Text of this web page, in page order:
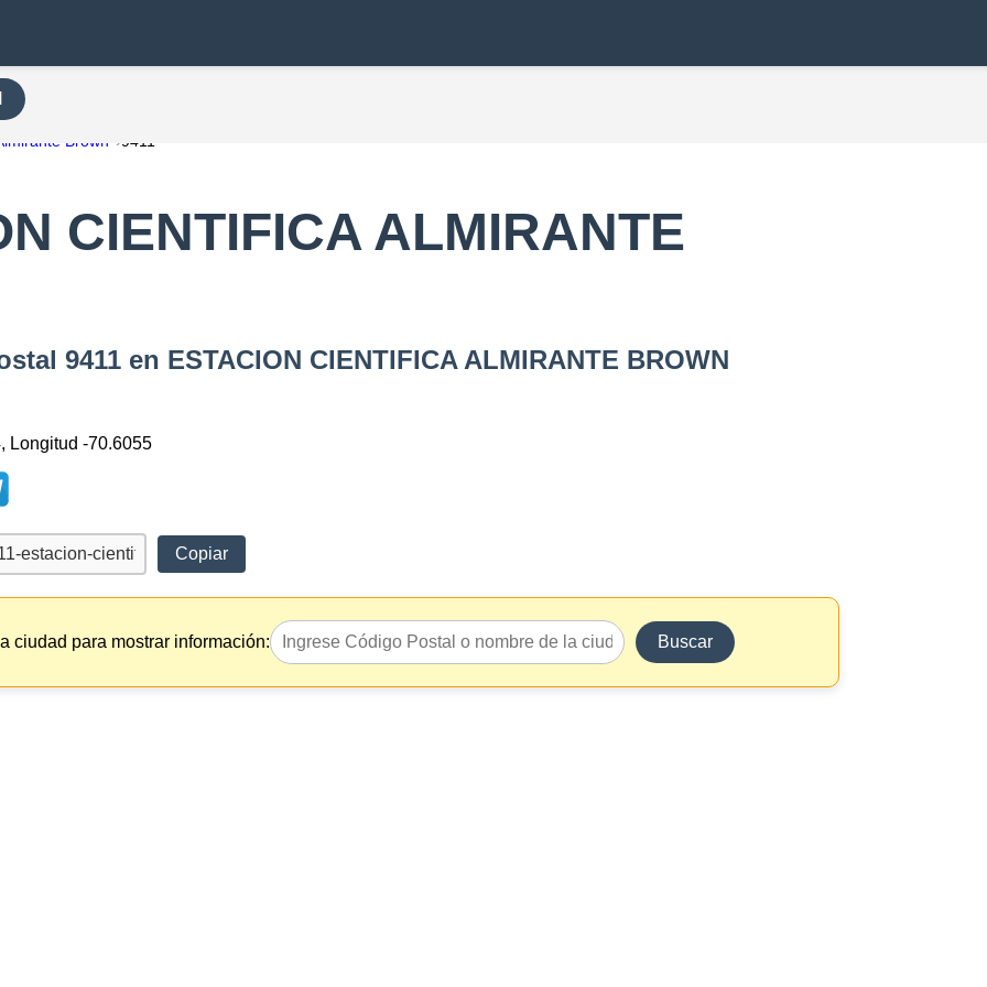
Brown 9411
CIENTIFICA ALMIRANTE
9411 en ESTACION CIENTIFICA ALMIRANTE BROWN
Longitud -70.6055
Copiar
ciudad para mostrar información: Buscar